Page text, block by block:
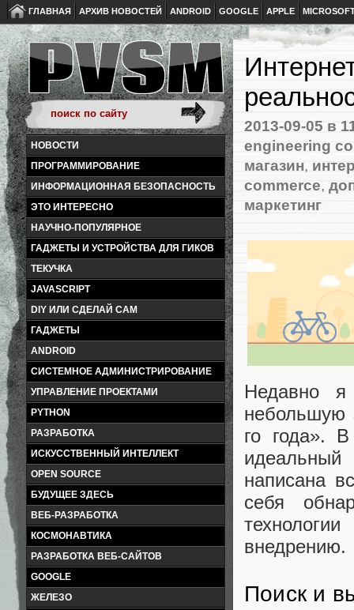
ГЛАВНАЯ АРХИВ НОВОСТЕЙ ANDROID GOOGLE APPLE
НОВОСТИ
ПРОГРАММИРОВАНИЕ
ИНФОРМАЦИОННАЯ БЕЗОПАСНОСТЬ
ЭТО ИНТЕРЕСНО
НАУЧНО-ПОПУЛЯРНОЕ
ГАДЖЕТЫ И УСТРОЙСТВА ДЛЯ ГИКОВ
ТЕКУЧКА
JAVASCRIPT
DIY ИЛИ СДЕЛАЙ САМ
ГАДЖЕТЫ
ANDROID
СИСТЕМНОЕ АДМИНИСТРИРОВАНИЕ
УПРАВЛЕНИЕ ПРОЕКТАМИ
PYTHON
РАЗРАБОТКА
ИСКУССТВЕННЫЙ ИНТЕЛЛЕКТ
OPEN SOURCE
БУДУЩЕЕ ЗДЕСЬ
ВЕБ-РАЗРАБОТКА
КОСМОНАВТИКА
РАЗРАБОТКА ВЕБ-САЙТОВ
GOOGLE
ЖЕЛЕЗО
2013-09-05 в
engineering
магазин,
commerce,
маркетинг
Недавно я
небольшую
го года».
написана
себя
внедрению.
Поиск и